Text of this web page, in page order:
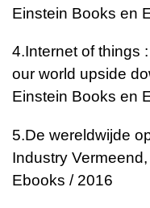
Einstein Books en
4.Internet of things
our world upside
Einstein Books en
5.De wereldwijde
Industry
Ebooks / 2016